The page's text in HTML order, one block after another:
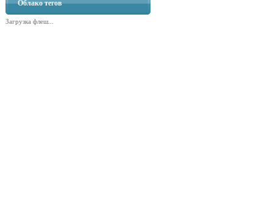
Облако тегов
Загрузка флеш...